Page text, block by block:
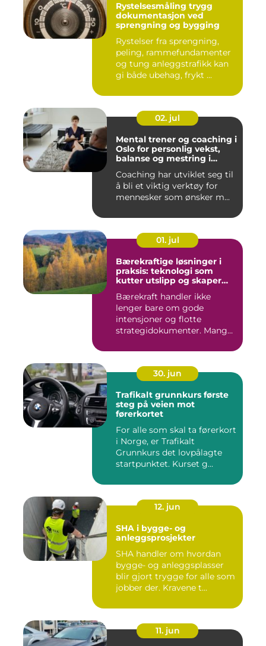
Rystelsesmåling trygg
dokumentasjon ved
sprengning og bygging
Rystelser fra sprengning,
peling, rammefundamenter
og tung anleggstrafikk kan
gi både ubehag, frykt ...
02. jul
Mental trener og coaching i
Oslo for personlig vekst,
balanse og mestring i
Coaching har utviklet seg til
å bli et viktig verktøy for
mennesker som ønsker m...
01. jul
Bærekraftige løsninger i
praksis: teknologi som
kutter utslipp og skaper
Bærekraft handler ikke
lenger bare om gode
intensjoner og flotte
strategidokumenter. Mange
30. jun
Trafikalt grunnkurs første
steg på veien mot
førerkortet
For alle som skal ta førerkort
i Norge, er Trafikalt
Grunnkurs det lovpålagte
startpunktet. Kurset g...
12. jun
SHA i bygge- og
anleggsprosjekter
SHA handler om hvordan
bygge- og anleggsplasser
blir gjort trygge for alle som
jobber der. Kravene t...
11. jun